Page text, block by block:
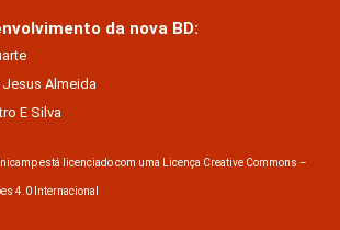
da nova BD:
Almeida
E Silva
está licenciado com uma Licença Creative Commons –
4.0 Internacional